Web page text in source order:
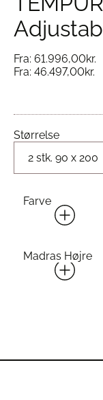
Fra: 61.996,00kr.
Fra: 46.497,00kr.
Størrelse
Farve
Madras Højre